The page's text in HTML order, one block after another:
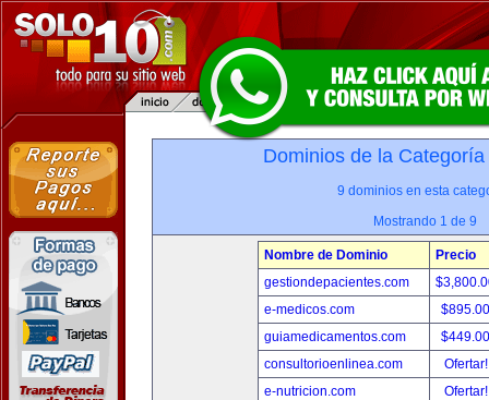
Dominios de la
9 dominios en esta
Mostrando 1 de 9
Nombre de Dominio
Precio
gestiondepacientes.com
e-medicos.com
guiamedicamentos.com
consultorioenlinea.com
e-nutricion.com